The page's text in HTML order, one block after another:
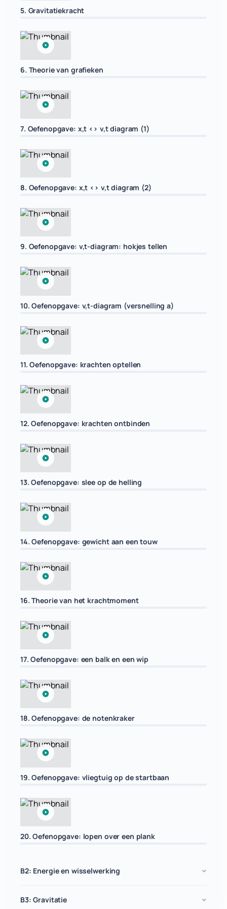
5. Gravitatiekracht
6. Theorie van grafieken
7. Oefenopgave: x,t <> v,t diagram (1)
8. Oefenopgave: x,t <> v,t diagram (2)
9. Oefenopgave: v,t-diagram: hokjes tellen
10. Oefenopgave: v,t-diagram (versnelling a)
11. Oefenopgave: krachten optellen
12. Oefenopgave: krachten ontbinden
13. Oefenopgave: slee op de helling
14. Oefenopgave: gewicht aan een touw
16. Theorie van het krachtmoment
17. Oefenopgave: een balk en een wip
18. Oefenopgave: de notenkraker
19. Oefenopgave: vliegtuig op de startbaan
20. Oefenopgave: lopen over een plank
B2: Energie en wisselwerking
B3: Gravitatie